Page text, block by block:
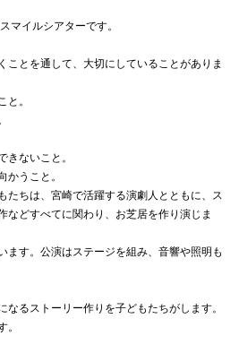
マイルシアターです。
ことを通して、大切にしていることがありま
。
ないこと。
うこと。
たちは、宮崎で活躍する演劇人とともに、ス
などすべてに関わり、お芝居を作り演じま
ます。公演はステージを組み、音響や照明も
なるストーリー作りを子どもたちがします。
。